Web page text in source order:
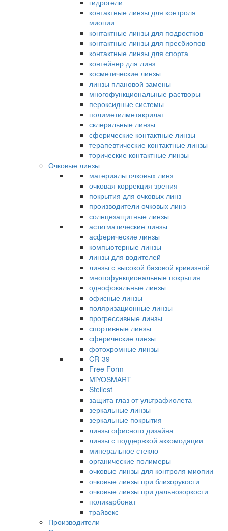
гидрогели
контактные линзы для контроля
миопии
контактные линзы для подростков
контактные линзы для пресбиопов
контактные линзы для спорта
контейнер для линз
косметические линзы
линзы плановой замены
многофункциональные растворы
пероксидные системы
полиметилметакрилат
склеральные линзы
сферические контактные линзы
терапевтические контактные линзы
торические контактные линзы
Очковые линзы
материалы очковых линз
очковая коррекция зрения
покрытия для очковых линз
производители очковых линз
солнцезащитные линзы
астигматические линзы
асферические линзы
компьютерные линзы
линзы для водителей
линзы с высокой базовой кривизной
многофункциональные покрытия
однофокальные линзы
офисные линзы
поляризационные линзы
прогрессивные линзы
спортивные линзы
сферические линзы
фотохромные линзы
CR-39
Free Form
MiYOSMART
Stellest
защита глаз от ультрафиолета
зеркальные линзы
зеркальные покрытия
линзы офисного дизайна
линзы с поддержкой аккомодации
минеральное стекло
органические полимеры
очковые линзы для контроля миопии
очковые линзы при близорукости
очковые линзы при дальнозоркости
поликарбонат
трайвекс
Производители